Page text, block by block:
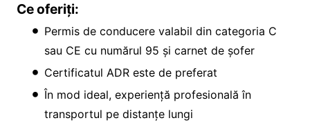
Ce oferiți:
Permis de conducere valabil din categoria C
sau CE cu numărul 95 și carnet de șofer
Certificatul ADR este de preferat
În mod ideal, experiență profesională în
transportul pe distanțe lungi